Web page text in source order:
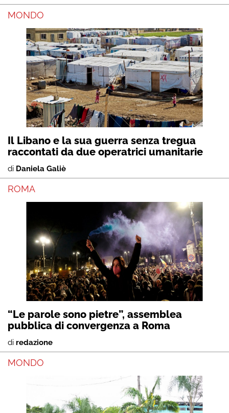
MONDO
Il Libano e la sua guerra senza tregua
raccontati da due operatrici umanitarie
di Daniela Galiè
ROMA
“Le parole sono pietre”, assemblea
pubblica di convergenza a Roma
di redazione
MONDO